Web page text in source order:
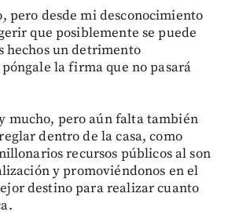
pero desde mi desconocimiento
que posiblemente se puede
hechos un detrimento
la firma que no pasará
mucho, pero aún falta también
dentro de la casa, como
recursos públicos al son
y promoviéndonos en el
destino para realizar cuanto